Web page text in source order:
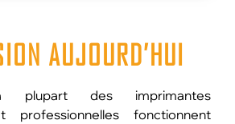
AUJOURD’HUI
plupart des imprimantes
professionnelles fonctionnent